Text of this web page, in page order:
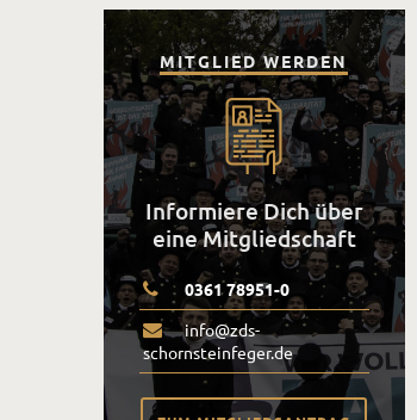
MITGLIED WERDEN
Informiere Dich über
eine Mitgliedschaft
0361 78951-0
info@zds-
schornsteinfeger.de